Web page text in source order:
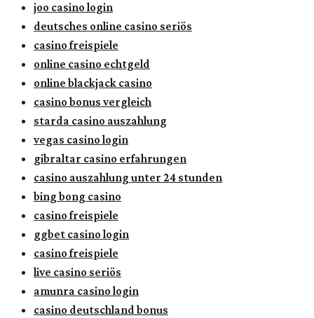
joo casino login
deutsches online casino seriös
casino freispiele
online casino echtgeld
online blackjack casino
casino bonus vergleich
starda casino auszahlung
vegas casino login
gibraltar casino erfahrungen
casino auszahlung unter 24 stunden
bing bong casino
casino freispiele
ggbet casino login
casino freispiele
live casino seriös
amunra casino login
casino deutschland bonus